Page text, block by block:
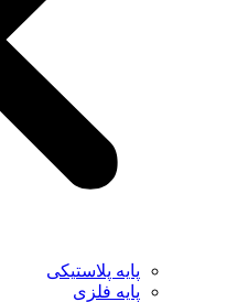
پایه پلاستیکی
پایه فلزی